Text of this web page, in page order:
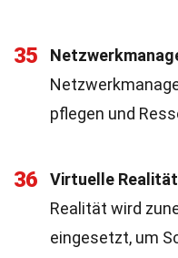
35
pflegen und
36 Virtuelle
Realität wird
eingesetzt, um